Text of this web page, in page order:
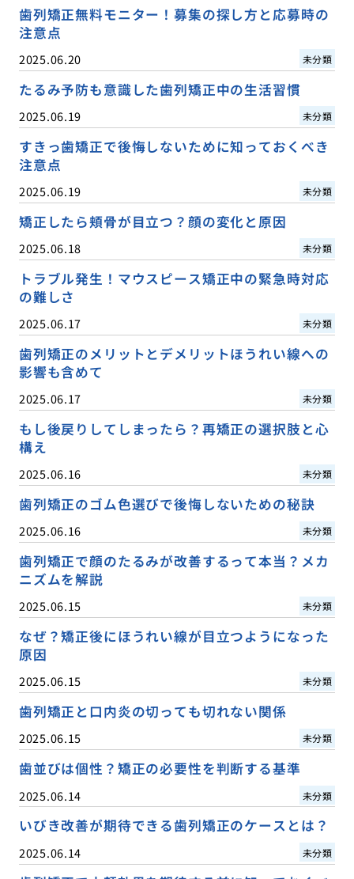
歯列矯正無料モニター！募集の探し方と応募時の
注意点
2025.06.20 未分類
たるみ予防も意識した歯列矯正中の生活習慣
2025.06.19 未分類
すきっ歯矯正で後悔しないために知っておくべき
注意点
2025.06.19 未分類
矯正したら頬骨が目立つ？顔の変化と原因
2025.06.18 未分類
トラブル発生！マウスピース矯正中の緊急時対応
の難しさ
2025.06.17 未分類
歯列矯正のメリットとデメリットほうれい線への
影響も含めて
2025.06.17 未分類
もし後戻りしてしまったら？再矯正の選択肢と心
構え
2025.06.16 未分類
歯列矯正のゴム色選びで後悔しないための秘訣
2025.06.16 未分類
歯列矯正で顔のたるみが改善するって本当？メカ
ニズムを解説
2025.06.15 未分類
なぜ？矯正後にほうれい線が目立つようになった
原因
2025.06.15 未分類
歯列矯正と口内炎の切っても切れない関係
2025.06.15 未分類
歯並びは個性？矯正の必要性を判断する基準
2025.06.14 未分類
いびき改善が期待できる歯列矯正のケースとは？
2025.06.14 未分類